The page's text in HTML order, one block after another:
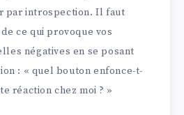
par introspection. Il faut
ce qui provoque vos
négatives en se posant
: « quel bouton enfonce-t-
réaction chez moi ? »